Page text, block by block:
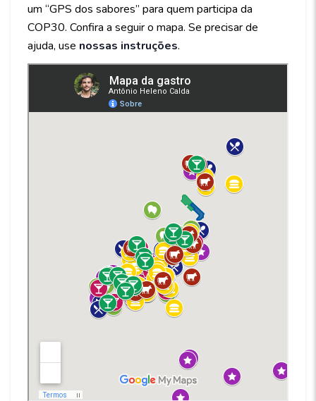
um “GPS dos sabores” para quem participa da
COP30. Confira a seguir o mapa. Se precisar de
ajuda, use nossas instruções.